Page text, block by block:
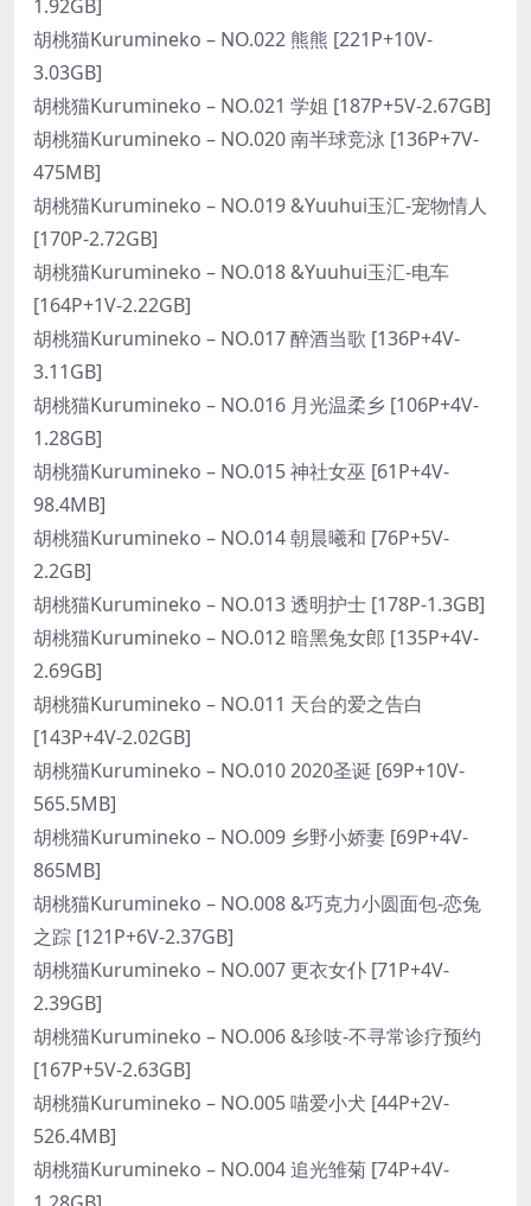
1.92GB]
胡桃猫Kurumineko – NO.022 熊熊 [221P+10V-
3.03GB]
胡桃猫Kurumineko – NO.021 学姐 [187P+5V-2.67GB]
胡桃猫Kurumineko – NO.020 南半球竞泳 [136P+7V-
475MB]
胡桃猫Kurumineko – NO.019 &Yuuhui玉汇-宠物情人
[170P-2.72GB]
胡桃猫Kurumineko – NO.018 &Yuuhui玉汇-电车
[164P+1V-2.22GB]
胡桃猫Kurumineko – NO.017 醉酒当歌 [136P+4V-
3.11GB]
胡桃猫Kurumineko – NO.016 月光温柔乡 [106P+4V-
1.28GB]
胡桃猫Kurumineko – NO.015 神社女巫 [61P+4V-
98.4MB]
胡桃猫Kurumineko – NO.014 朝晨曦和 [76P+5V-
2.2GB]
胡桃猫Kurumineko – NO.013 透明护士 [178P-1.3GB]
胡桃猫Kurumineko – NO.012 暗黑兔女郎 [135P+4V-
2.69GB]
胡桃猫Kurumineko – NO.011 天台的爱之告白
[143P+4V-2.02GB]
胡桃猫Kurumineko – NO.010 2020圣诞 [69P+10V-
565.5MB]
胡桃猫Kurumineko – NO.009 乡野小娇妻 [69P+4V-
865MB]
胡桃猫Kurumineko – NO.008 &巧克力小圆面包-恋兔
之踪 [121P+6V-2.37GB]
胡桃猫Kurumineko – NO.007 更衣女仆 [71P+4V-
2.39GB]
胡桃猫Kurumineko – NO.006 &珍吱-不寻常诊疗预约
[167P+5V-2.63GB]
胡桃猫Kurumineko – NO.005 喵爱小犬 [44P+2V-
526.4MB]
胡桃猫Kurumineko – NO.004 追光雏菊 [74P+4V-